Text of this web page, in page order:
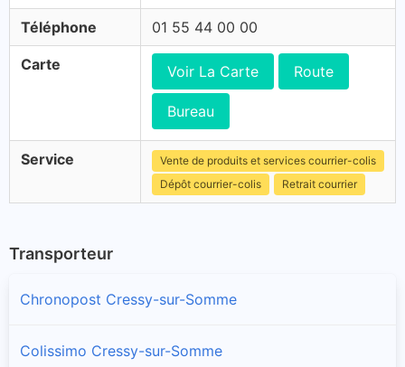
Téléphone 01 55 44 00 00
Carte Voir La Carte Route
Bureau
Service
Vente de produits et services courrier-colis
Dépôt courrier-colis
Retrait courrier
Transporteur
Chronopost Cressy-sur-Somme
Colissimo Cressy-sur-Somme